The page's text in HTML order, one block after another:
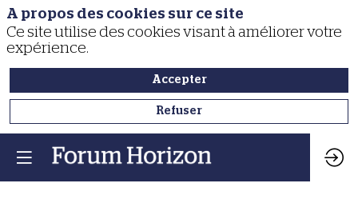
A propos des cookies sur ce site
Ce site utilise des cookies visant à améliorer votre
expérience.
Accepter
Refuser